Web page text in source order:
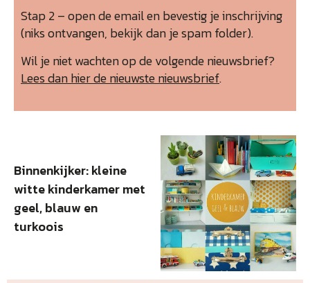
Stap 2 – open de email en bevestig je inschrijving
(niks ontvangen, bekijk dan je spam folder).
Wil je niet wachten op de volgende nieuwsbrief?
Lees dan hier de nieuwste nieuwsbrief.
Binnenkijker: kleine
witte kinderkamer met
geel, blauw en
turkoois